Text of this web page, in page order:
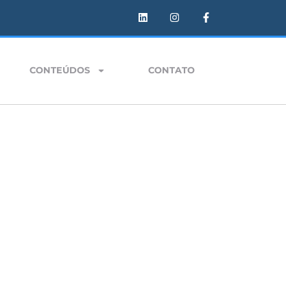
CONTEÚDOS CONTATO